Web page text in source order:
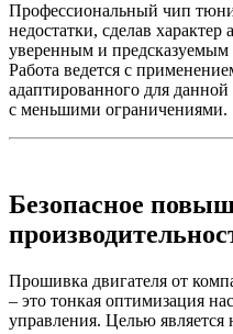
Профессиональный чип
недостатки, сделав
уверенным и предсказуемым
Работа ведется с
адаптированного для
с меньшими ограничениями.
Безопасное
Прошивка двигателя от
– это тонкая оптимизация
управления. Целью является